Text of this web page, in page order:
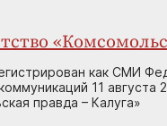
как СМИ
11
правда – Калуга»